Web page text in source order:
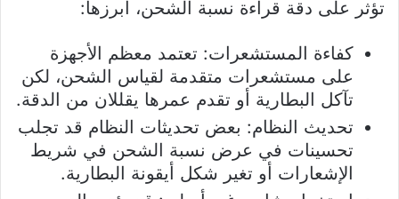
تؤثر على دقة قراءة نسبة الشحن، أبرزها:
كفاءة المستشعرات: تعتمد معظم الأجهزة
على مستشعرات متقدمة لقياس الشحن، لكن
تآكل البطارية أو تقدم عمرها يقللان من الدقة.
تحديث النظام: بعض تحديثات النظام قد تجلب
تحسينات في عرض نسبة الشحن في شريط
الإشعارات أو تغير شكل أيقونة البطارية.